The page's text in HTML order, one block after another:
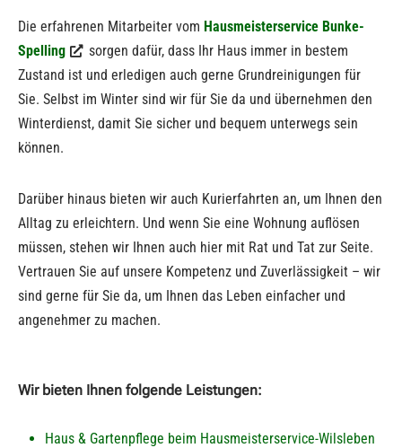
Die erfahrenen Mitarbeiter vom Hausmeisterservice Bunke-
Spelling
sorgen dafür, dass Ihr Haus immer in bestem
Zustand ist und erledigen auch gerne Grundreinigungen für
Sie. Selbst im Winter sind wir für Sie da und übernehmen den
Winterdienst, damit Sie sicher und bequem unterwegs sein
können.
Darüber hinaus bieten wir auch Kurierfahrten an, um Ihnen den
Alltag zu erleichtern. Und wenn Sie eine Wohnung auflösen
müssen, stehen wir Ihnen auch hier mit Rat und Tat zur Seite.
Vertrauen Sie auf unsere Kompetenz und Zuverlässigkeit – wir
sind gerne für Sie da, um Ihnen das Leben einfacher und
angenehmer zu machen.
Wir bieten Ihnen folgende Leistungen:
Haus & Gartenpflege beim Hausmeisterservice-Wilsleben